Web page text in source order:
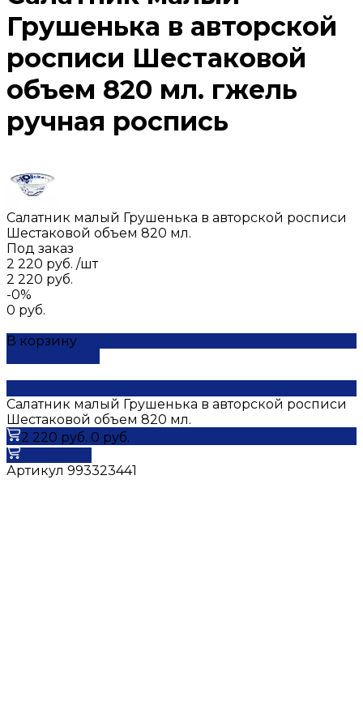
Грушенька в авторской
росписи Шестаковой
объем 820 мл. гжель
ручная роспись
Салатник малый Грушенька в авторской росписи
Шестаковой объем 820 мл.
Под заказ
2 220 руб. /шт
2 220 руб.
-0%
0 руб.
В корзину
Салатник малый Грушенька в авторской росписи
Шестаковой объем 820 мл.
2 220 руб. 0 руб.
Артикул 993323441